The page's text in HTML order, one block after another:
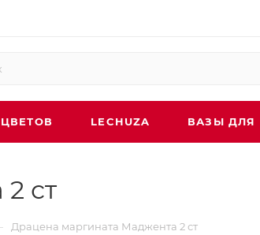
LECHUZA ВАЗЫ ДЛЯ
ст
Драцена маргината Маджента 2 ст